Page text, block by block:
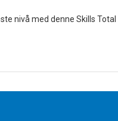
nivå med denne Skills